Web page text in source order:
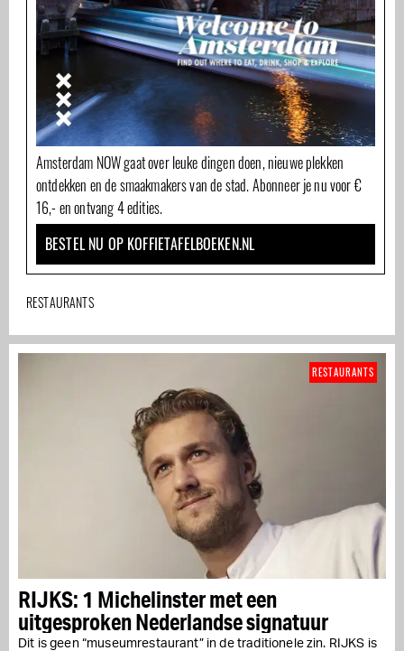
Amsterdam NOW gaat over leuke dingen doen, nieuwe plekken
ontdekken en de smaakmakers van de stad. Abonneer je nu voor €
16,- en ontvang 4 edities.
BESTEL NU OP KOFFIETAFELBOEKEN.NL
RESTAURANTS
RIJKS: 1 Michelinster met een
uitgesproken Nederlandse signatuur
Dit is geen “museumrestaurant” in de traditionele zin. RIJKS is
RESTAURANTS